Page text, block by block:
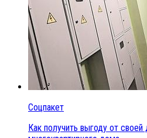
Соцпакет
Как получить выгоду от